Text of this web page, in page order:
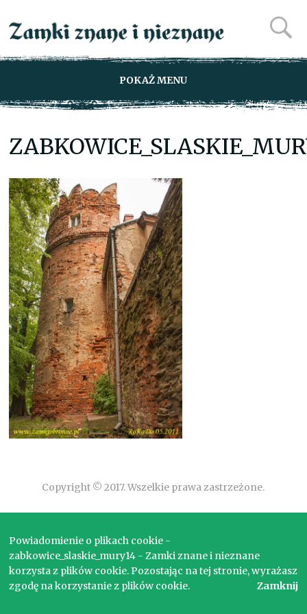
POKAŻ MENU
Copyright © 2017. Wszelkie prawa zastrzeżone.
Powiadomienie o plikach cookie -
zabkowice_slaskie_mury14 - Zamki znane i nieznane
korzysta z plików cookie. Pozostając na tej stronie, wyrażasz
zgodę na korzystanie z plików cookie.
Zamknij